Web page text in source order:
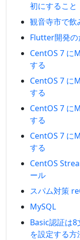
初にすること
観音寺市で飲
Flutter開発
CentOS 7 に
する
CentOS 7 に
する
CentOS 7 に
する
CentOS 7 に
する
CentOS
ール
スパム対策
MySQL
Basic認証は8
を設定する方